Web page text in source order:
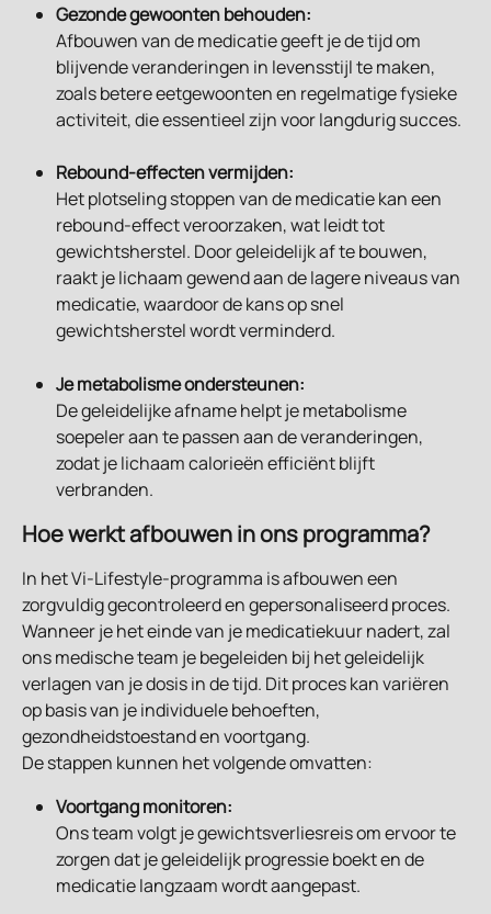
Gezonde gewoonten behouden:
Afbouwen van de medicatie geeft je de tijd om
blijvende veranderingen in levensstijl te maken,
zoals betere eetgewoonten en regelmatige fysieke
activiteit, die essentieel zijn voor langdurig succes.
Rebound-effecten vermijden:
Het plotseling stoppen van de medicatie kan een
rebound-effect veroorzaken, wat leidt tot
gewichtsherstel. Door geleidelijk af te bouwen,
raakt je lichaam gewend aan de lagere niveaus van
medicatie, waardoor de kans op snel
gewichtsherstel wordt verminderd.
Je metabolisme ondersteunen:
De geleidelijke afname helpt je metabolisme
soepeler aan te passen aan de veranderingen,
zodat je lichaam calorieën efficiënt blijft
verbranden.
Hoe werkt afbouwen in ons programma?
In het Vi-Lifestyle-programma is afbouwen een
zorgvuldig gecontroleerd en gepersonaliseerd proces.
Wanneer je het einde van je medicatiekuur nadert, zal
ons medische team je begeleiden bij het geleidelijk
verlagen van je dosis in de tijd. Dit proces kan variëren
op basis van je individuele behoeften,
gezondheidstoestand en voortgang.
De stappen kunnen het volgende omvatten:
Voortgang monitoren:
Ons team volgt je gewichtsverliesreis om ervoor te
zorgen dat je geleidelijk progressie boekt en de
medicatie langzaam wordt aangepast.